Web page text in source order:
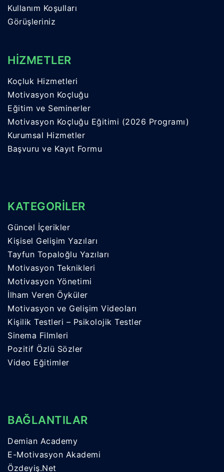
Kullanım Koşulları
Görüşleriniz
HİZMETLER
Koçluk Hizmetleri
Motivasyon Koçluğu
Eğitim ve Seminerler
Motivasyon Koçluğu Eğitimi (2026 Programı)
Kurumsal Hizmetler
Başvuru ve Kayıt Formu
KATEGORİLER
Güncel İçerikler
Kişisel Gelişim Yazıları
Tayfun Topaloğlu Yazıları
Motivasyon Teknikleri
Motivasyon Yönetimi
İlham Veren Öyküler
Motivasyon ve Gelişim Videoları
Kişilik Testleri – Psikolojik Testler
Sinema Filmleri
Pozitif Özlü Sözler
Video Eğitimler
BAĞLANTILAR
Demian Academy
E-Motivasyon Akademi
Özdeyiş.Net